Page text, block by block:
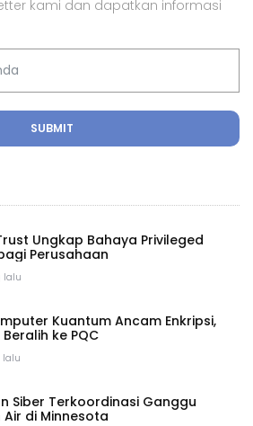
kami dan dapatkan informasi
SUBMIT
lalu
Ungkap Bahaya Privileged
Perusahaan
lalu
Kuantum Ancam Enkripsi,
ke PQC
Siber Terkoordinasi Ganggu
Air di Minnesota